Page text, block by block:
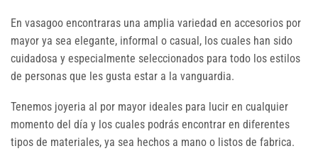
En vasagoo encontraras una amplia variedad en accesorios por
mayor ya sea elegante, informal o casual, los cuales han sido
cuidadosa y especialmente seleccionados para todo los estilos
de personas que les gusta estar a la vanguardia.
Tenemos joyeria al por mayor ideales para lucir en cualquier
momento del día y los cuales podrás encontrar en diferentes
tipos de materiales, ya sea hechos a mano o listos de fabrica.